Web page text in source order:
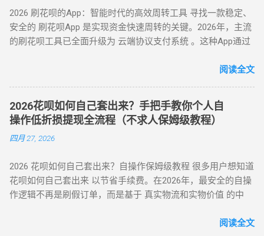
户使用支付宝扫描代付码，选择花呗完成支付。 资金流转 ：商
家确认收款后，扣除手续费将资金转入用户账户。此方法突破
所有风控限制，即使花呗被深度风控也能实现套现，是...
到账。 关键提示 ： 取现后花呗额度同步扣减，还款与花呗账
单合并，支持随时提前结清且无手续费。 备用金年化利率 7.2%
起，低于多数套现平台的高额手续费（通常达 10%-15%）。
部分用户尝试通过正规手段套现。 以下为常见套现方式： 套现
方式 操作流程 等级 到账时间 虚假交易 通过淘宝店铺刷单后退
款 ★★★★★ 5-30分钟左右 第三方平台 使用「黎明花呗」等
工具转账 ★★★★☆ 5分钟左右 线下扫码套现 扫描商家二维码
直接通过银行渠道取现，手续费约 1%-3%，日息 0.05%。 借呗
/ 网商贷 ：纯线上信用贷款，额度独立，年化利率低至 7.3%。
亲友代付 ：通过正规消费场景周转资...
案 方法 2：电商平台虚拟卡券套现 操作流程 ： 在淘宝 / 天猫
购买京东 E 卡、加油卡等虚拟商品（单笔≤5000 元）； 通过
“京回收” 等卡券平台以 92-96 折出售，资金秒到银行卡。 优势
政策波动影响 （三）实物交易型 —— 大额资金解决方案 方法类
型 操作核心 手续费区间 适用场景 方法 3：货到返现 购买手机
/ 家电后协商退货 10%-25% 单笔需提现万元以上 方法 4：线下
闪付套现 开通花呗闪付绑定手机 Pay 5%-10% 需实体店铺配合
（四）间接套现策略 —— 隐蔽性优化方案 方法 5：信用卡代还
通道 花呗为信用卡还款（支持支付宝通道）； 信用卡预借现金
付模式 通过为亲友代购商品实现资金流转，零手续费但依赖人
际关系信任。 三、套现操作速查：3 大高频实用方案对比 方案
名称 到账时间 手续费范围 推荐指数 适合场景 扫码秒提 10 分
4%-8% ★★★★☆ 日常规律性套现 亲友代付 即时到账 0%
2026 刷花呗的App：智能时代的高效周转工具 寻找一款稳定、
安全的 刷花呗App 是实现资金快速周转的关键。2026年，主流
的刷花呗工具已全面升级为 云端协议支付系统 。这种App通过
呗额度通过模拟购物流程转化为可提现余额。目前主流App的综
款 多通道备份 隐私加密 在移动支付高度发达的今天，刷花呗
已不再需要传统的线下寻找商家。只需通过手机下载特定的周
转 App 或关注 H5 平台，即可实现“足不出户，额度变现”。
一、 2026 年主流刷花呗 App 模式对比 App 类型 技术核心 到账
⭐⭐⭐⭐ 电商代购助手 真实物流单号生成 T+1 隔天 ⭐⭐⭐⭐⭐ 虚
拟卡回购平台 话费/卡券回收 1-2 小时 ⭐⭐⭐ 二、 如何正确使用
App 刷取花呗？ 为了保障资金安全与账户健康，使用此类 App
阅读全文
2026花呗如何自己套出来？手把手教你个人自
操作低折损提现全流程（不求人保姆级教程）
四月 27, 2026
2026 花呗如何自己套出来？自操作保姆级教程 很多用户想知道
花呗如何自己套出来 以节省手续费。在2026年，最安全的自操
作逻辑不再是刷假订单，而是基于 真实物流和实物价值 的中
道，用户可以绕过传统商家的层层抽成，实现资金的低折损回
阅读全文